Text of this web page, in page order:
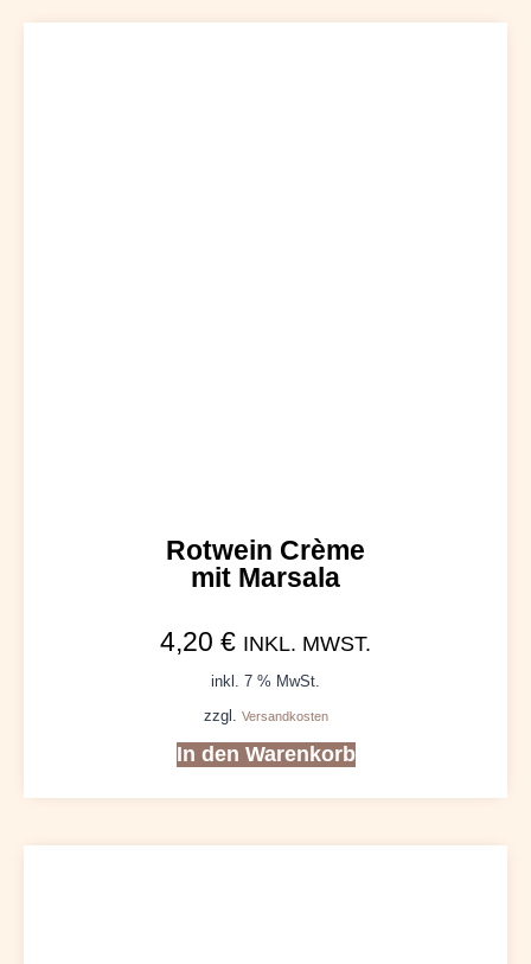
Rotwein Crème
mit Marsala
4,20 € INKL. MWST.
inkl. 7 % MwSt.
zzgl. Versandkosten
In den Warenkorb